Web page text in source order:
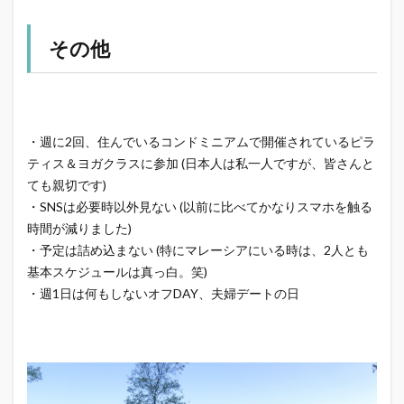
その他
・週に2回、住んでいるコンドミニアムで開催されているピラ
ティス＆ヨガクラスに参加 (日本人は私一人ですが、皆さんと
ても親切です)
・SNSは必要時以外見ない (以前に比べてかなりスマホを触る
時間が減りました)
・予定は詰め込まない (特にマレーシアにいる時は、2人とも
基本スケジュールは真っ白。笑)
・週1日は何もしないオフDAY、夫婦デートの日